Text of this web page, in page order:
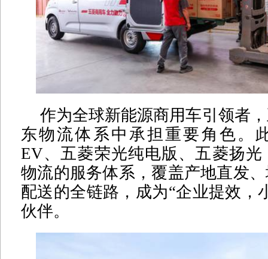
作为全球新能源商用车引领者
东物流体系中承担重要角色。
EV、五菱荣光纯电版、五菱扬
物流的服务体系，覆盖产地直发
配送的全链路，成为“企业提效，
伙伴。